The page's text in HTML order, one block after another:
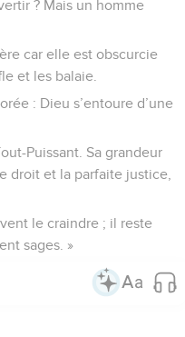
? Mais un homme
car elle est obscurcie
et les balaie.
: Dieu s’entoure d’une
Puissant. Sa grandeur
droit et la parfaite justice,
le craindre ; il reste
sages. »